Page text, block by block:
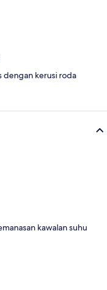
dengan kerusi roda
kawalan suhu